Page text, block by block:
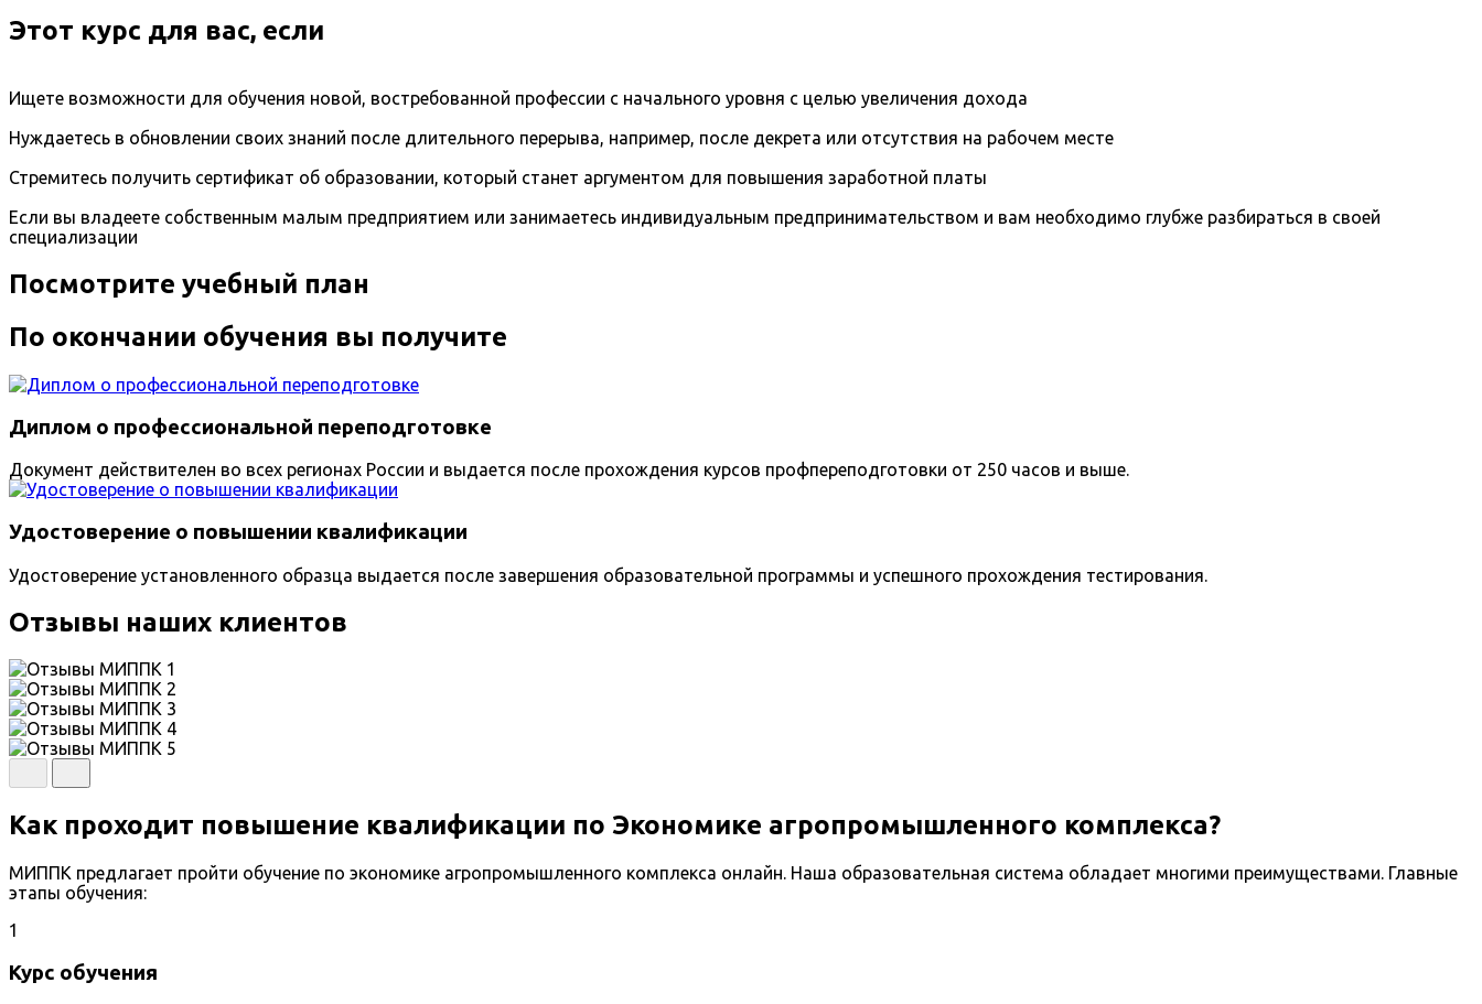
Этот курс для вас, если
Ищете возможности для обучения новой, востребованной профессии с начального уровня с целью увеличения дохода
Нуждаетесь в обновлении своих знаний после длительного перерыва, например, после декрета или отсутствия на рабочем месте
Стремитесь получить сертификат об образовании, который станет аргументом для повышения заработной платы
Если вы владеете собственным малым предприятием или занимаетесь индивидуальным предпринимательством и вам необходимо глубже разбираться в своей
специализации
Посмотрите учебный план
По окончании обучения вы получите
Диплом о профессиональной переподготовке
Документ действителен во всех регионах России и выдается после прохождения курсов профпереподготовки от 250 часов и выше.
Удостоверение о повышении квалификации
Удостоверение установленного образца выдается после завершения образовательной программы и успешного прохождения тестирования.
Отзывы наших клиентов
Как проходит повышение квалификации по Экономике агропромышленного комплекса?
МИППК предлагает пройти обучение по экономике агропромышленного комплекса онлайн. Наша образовательная система обладает многими преимуществами. Главные
этапы обучения:
1
Курс обучения